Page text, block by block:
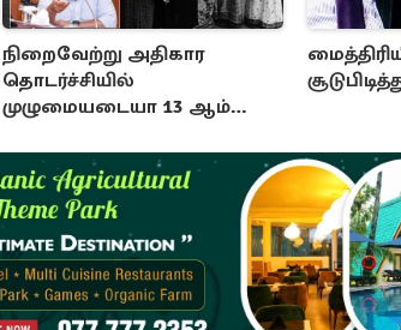
நிறைவேற்று அதிகார
தொடர்ச்சியில்
முழுமையடையா 13 ஆம்
மாயத்தோற்றம்